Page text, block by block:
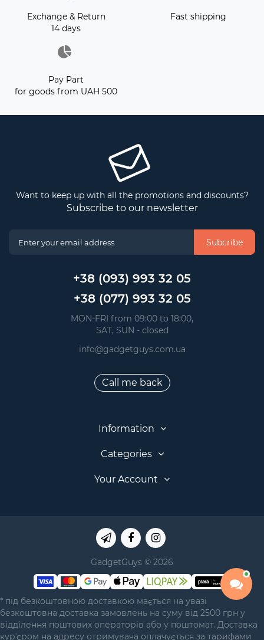
Exchange & Return
14 days
Fast shipping
Pay Part
for goods from UAH 500
Want to keep up with all the promotions and discounts?
Subscribe to our newsletter
Subcribe
+38 (093) 993 32 05
+38 (077) 993 32 05
MON-FRI from 09:00 to 18:00,
SAT, SUN - closed
info@gadgetguys.com.ua
Call me back
Information
Categories
Your Account
GadgetGuys © 2026
* під безкоштовною доставкою мається на увазі
безкоштовна доставка замовлень на суму від 2500 грн у
відділення поштових операторів або у поштомат. Доставка
курʼєром на адресу отримувача оплачується за тарифами